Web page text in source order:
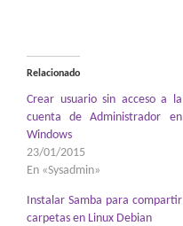
Relacionado
Crear usuario sin acceso a la
cuenta de Administrador en
Windows
23/01/2015
En «Sysadmin»
Instalar Samba para compartir
carpetas en Linux Debian